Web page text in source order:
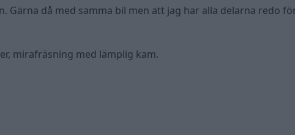
Gärna då med samma bil men att jag har alla delarna redo
mirafräsning med lämplig kam.